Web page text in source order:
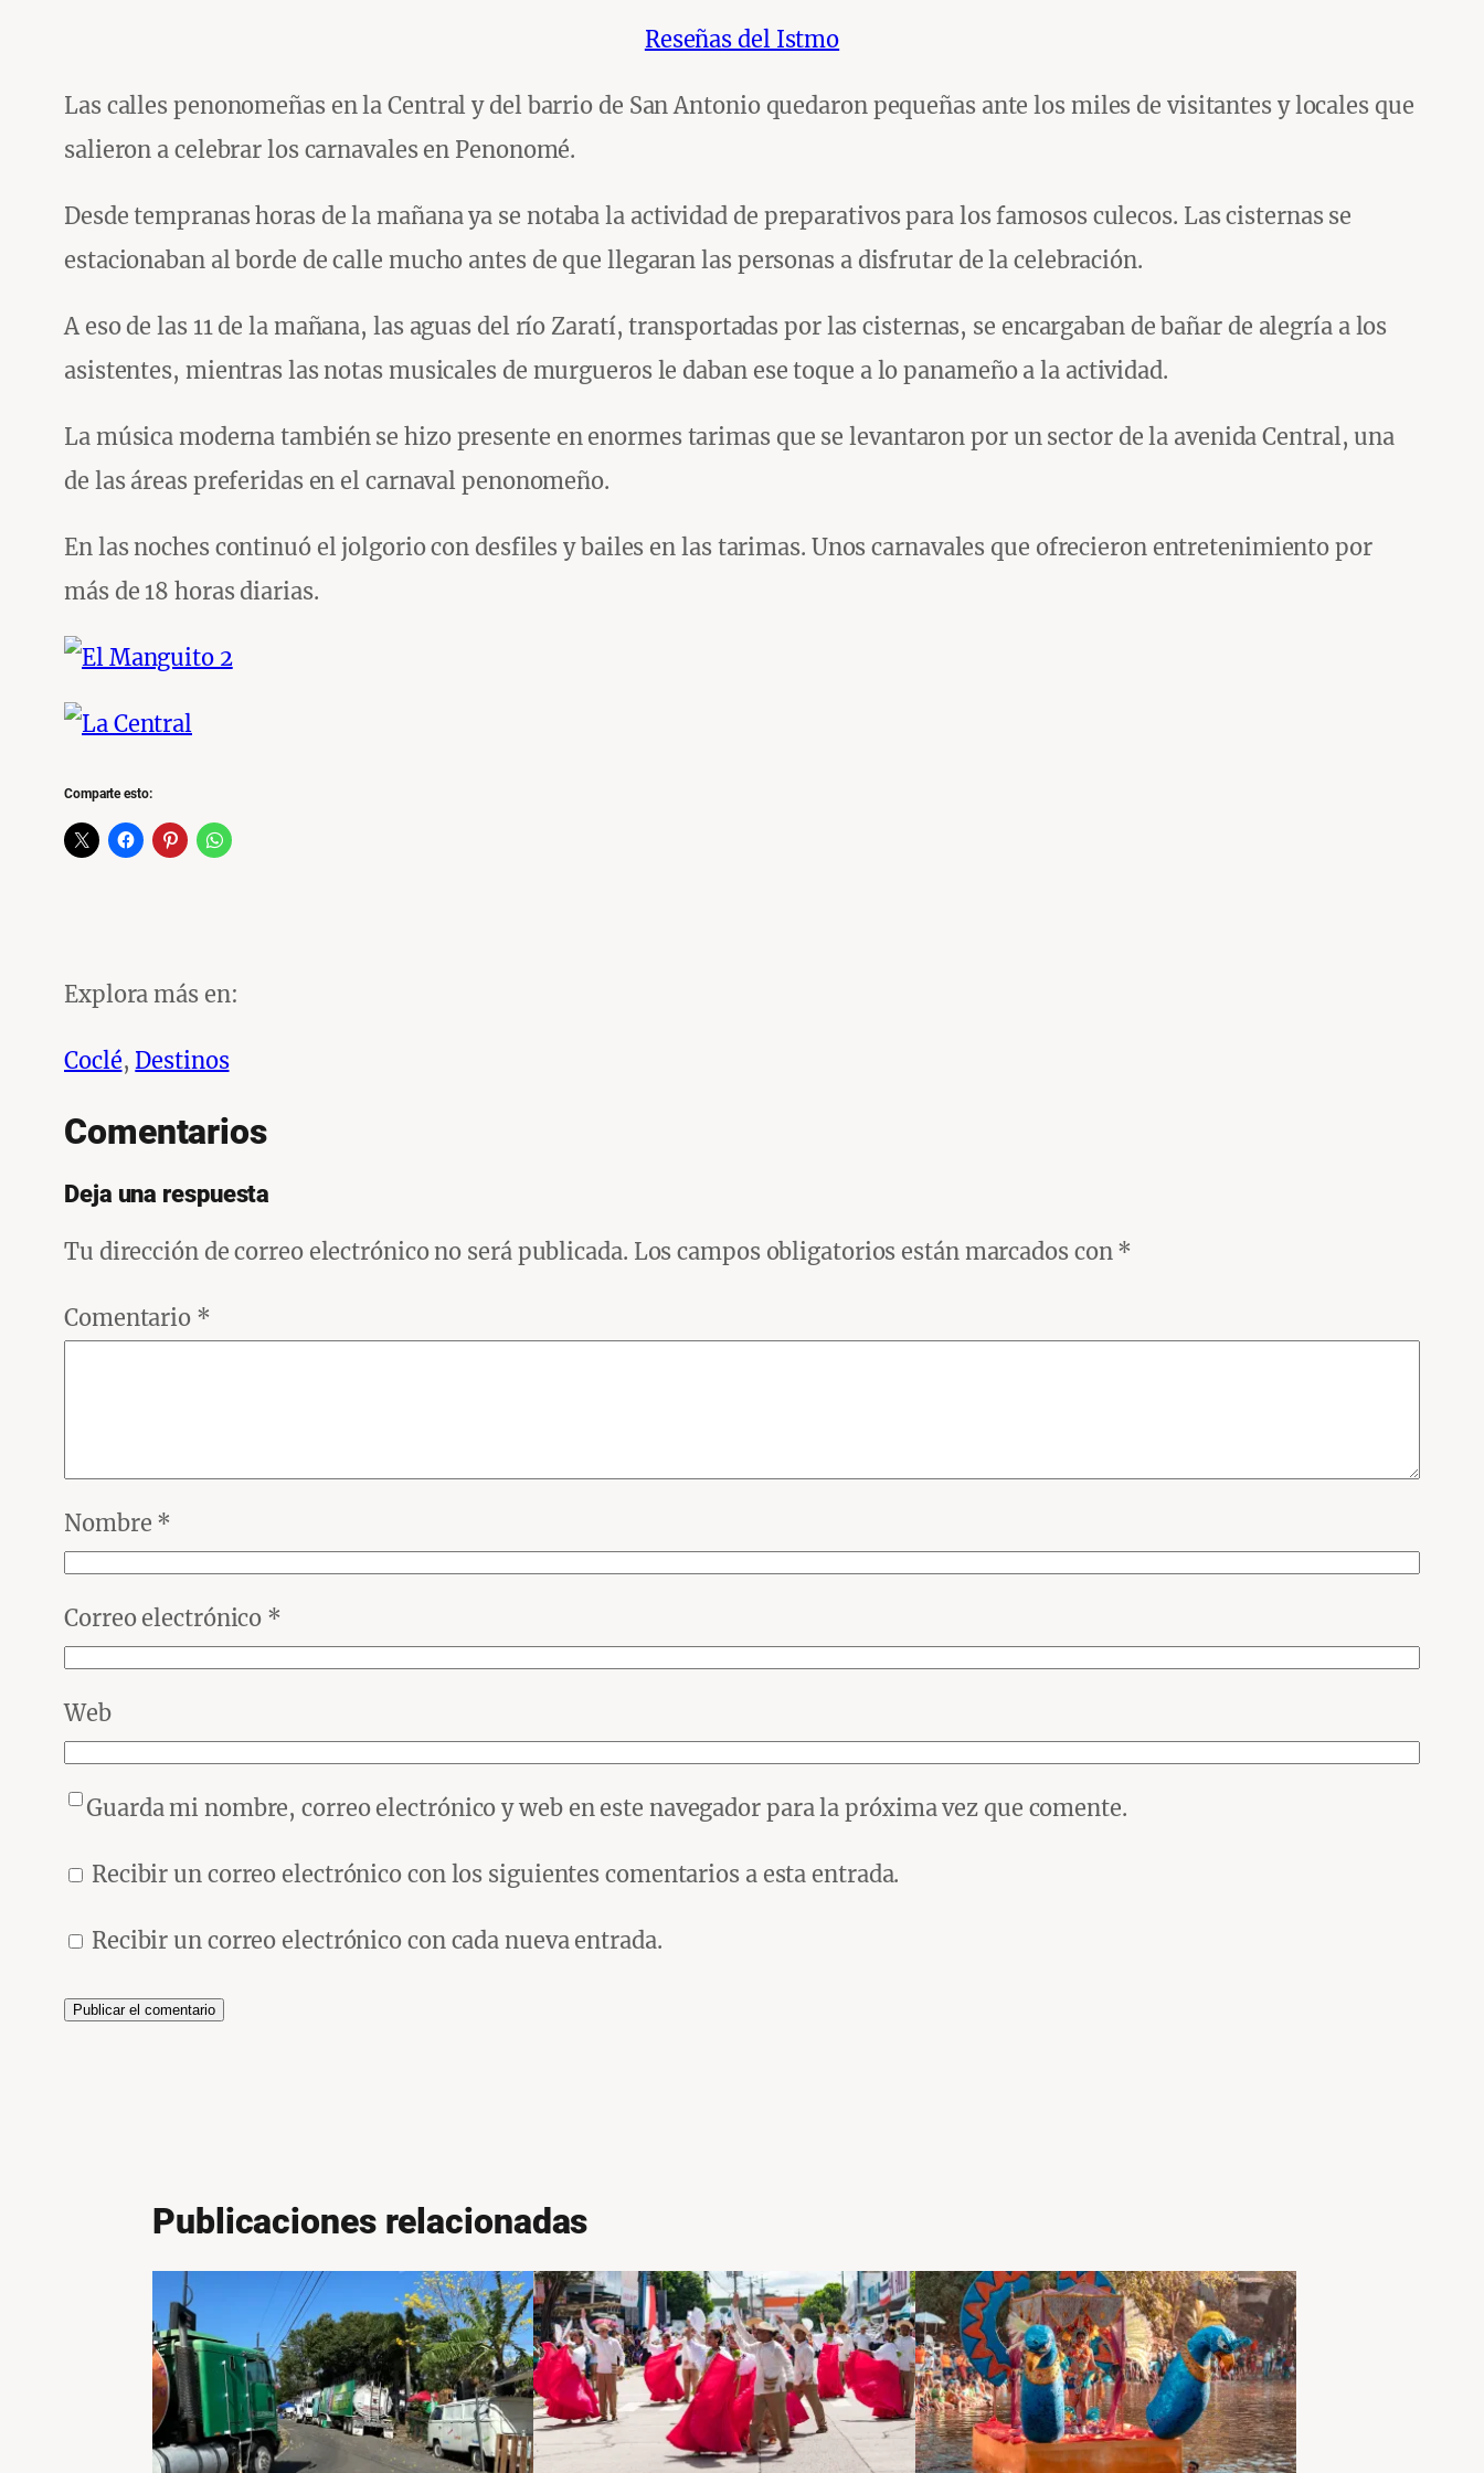
Reseñas del Istmo
Las calles penonomeñas en la Central y del barrio de San Antonio quedaron pequeñas ante los miles de visitantes y locales que
salieron a celebrar los carnavales en Penonomé.
Desde tempranas horas de la mañana ya se notaba la actividad de preparativos para los famosos culecos. Las cisternas se
estacionaban al borde de calle mucho antes de que llegaran las personas a disfrutar de la celebración.
A eso de las 11 de la mañana, las aguas del río Zaratí, transportadas por las cisternas, se encargaban de bañar de alegría a los
asistentes, mientras las notas musicales de murgueros le daban ese toque a lo panameño a la actividad.
La música moderna también se hizo presente en enormes tarimas que se levantaron por un sector de la avenida Central, una
de las áreas preferidas en el carnaval penonomeño.
En las noches continuó el jolgorio con desfiles y bailes en las tarimas. Unos carnavales que ofrecieron entretenimiento por
más de 18 horas diarias.
Comparte esto:
Explora más en:
Coclé, Destinos
Comentarios
Deja una respuesta
Tu dirección de correo electrónico no será publicada. Los campos obligatorios están marcados con *
Comentario *
Nombre *
Correo electrónico *
Web
Guarda mi nombre, correo electrónico y web en este navegador para la próxima vez que comente.
Recibir un correo electrónico con los siguientes comentarios a esta entrada.
Recibir un correo electrónico con cada nueva entrada.
Publicaciones relacionadas